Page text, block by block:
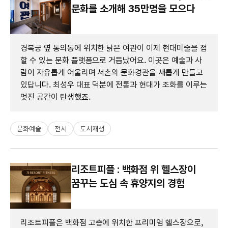
문화를 소개해 35만명을 모으다
경복궁 옆 통의동에 위치한 낡은 여관이 이제 현대미술을 접
할 수 있는 문화 플랫폼으로 거듭났어요. 이곳은 예술과 사
람이 자유롭게 어울리며 서촌의 문화경관을 새롭게 만들고
있답니다. 최성우 대표 덕분에 전통과 현대가 조화를 이루는
멋진 공간이 탄생했죠.
문화예술 전시 도시재생
리조트피플 : 백화점 위 헬스장이
꿈꾸는 도심 속 휴양지의 경험
리조트피플은 백화점 고층에 위치한 프리미엄 헬스장으로,